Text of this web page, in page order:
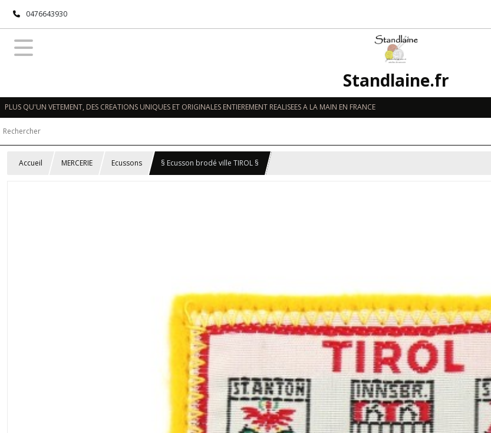
0476643930
Standlaine.fr
PLUS QU'UN VETEMENT, DES CREATIONS UNIQUES ET ORIGINALES ENTIEREMENT REALISEES A LA MAIN EN FRANCE
Accueil MERCERIE Ecussons § Ecusson brodé ville TIROL §